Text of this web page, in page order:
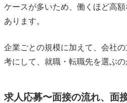
ケースが多いため、働くほど高
あります。
企業ごとの規模に加えて、会社
考にして、就職・転職先を選ぶの
求人応募〜面接の流れ、面